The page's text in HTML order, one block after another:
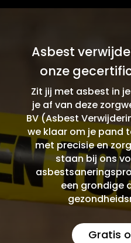
Asbest
onze
Zit jij met asbest in
je af van deze
BV (Asbest
we klaar om je pand
met precisie en
staan bij ons
een grondige
Gratis